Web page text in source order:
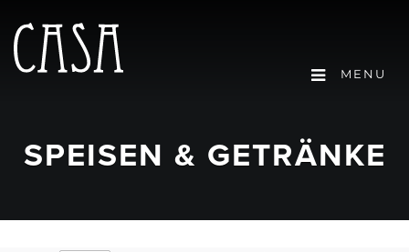
MENU
SPEISEN & GETRÄNKE